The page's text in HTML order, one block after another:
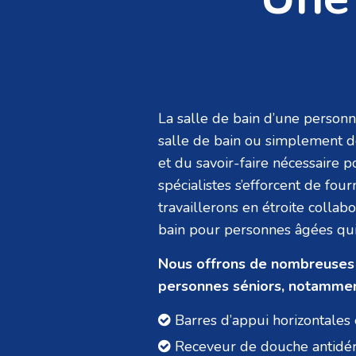
La salle de bain d’une
salle de bain ou simplement
et du savoir-faire nécessaire
spécialistes s’efforcent de
travaillerons en étroite
bain pour personnes âgées
Nous offrons de
personnes séniors,
Barres d’appui
Receveur de douche